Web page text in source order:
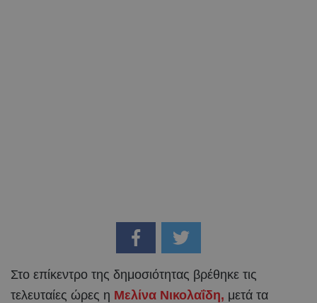
Στο επίκεντρο της δημοσιότητας βρέθηκε τις
τελευταίες ώρες η Μελίνα Νικολαΐδη, μετά τα